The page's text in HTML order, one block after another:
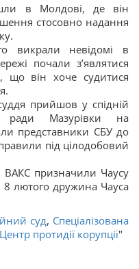
в Молдові, де він
стосовно надання
викрали невідомі в
почали з’являтися
що він хоче судитися
прийшов у спідній
ради Мазурівки на
представники СБУ до
під цілодобовий
ВАКС призначили Чаусу
лютого дружина Чауса
суд, Спеціалізована
Центр протидії корупції"